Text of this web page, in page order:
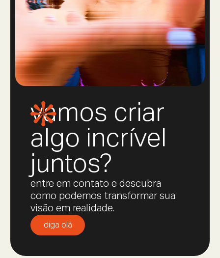
vamos criar
algo incrível
juntos?
entre em contato e descubra
como podemos transformar sua
visão em realidade.
diga olá